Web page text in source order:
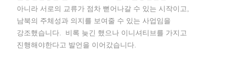
아니라 서로의 교류가 점차 뻗어나갈 수 있는 시작이고,
남북의 주체성과 의지를 보여줄 수 있는 사업임을
강조했습니다. 비록 늦긴 했으나 이니셔티브를 가지고
진행해야한다고 발언을 이어갔습니다.